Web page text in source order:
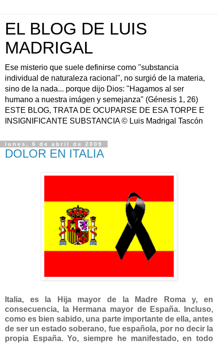
EL BLOG DE LUIS
MADRIGAL
Ese misterio que suele definirse como "substancia
individual de naturaleza racional", no surgió de la materia,
sino de la nada... porque dijo Dios: "Hagamos al ser
humano a nuestra imágen y semejanza" (Génesis 1, 26)
ESTE BLOG, TRATA DE OCUPARSE DE ESA TORPE E
INSIGNIFICANTE SUBSTANCIA © Luis Madrigal Tascón
lunes, 6 de abril de 2009
DOLOR EN ITALIA
Italia, es la Hija mayor de la Madre Roma y, en
consecuencia, la Hermana mayor de España. Incluso,
como es bien sabido, una parte importante de ella, antes
de ser un estado soberano, fue española, por no decir la
propia España. Yo, siempre he manifestado, en todo